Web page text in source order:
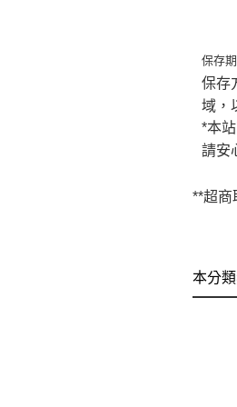
保存
保存
域，
*本
請安
**超商
本分